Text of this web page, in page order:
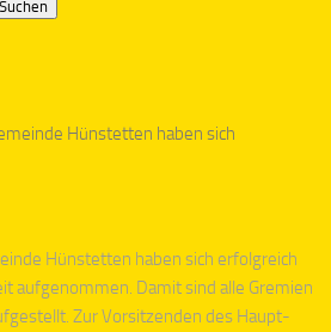
Suchen
Hünstetten haben sich
Hünstetten haben sich erfolgreich
aufgenommen. Damit sind alle Gremien
Zur Vorsitzenden des Haupt-